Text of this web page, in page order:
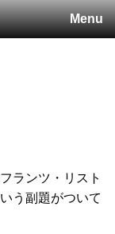
Menu
ランツ・リスト
う副題がついて